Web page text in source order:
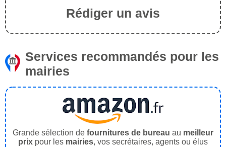
Rédiger un avis
Services recommandés pour les
mairies
Grande sélection de fournitures de bureau au meilleur
prix pour les mairies, vos secrétaires, agents ou élus